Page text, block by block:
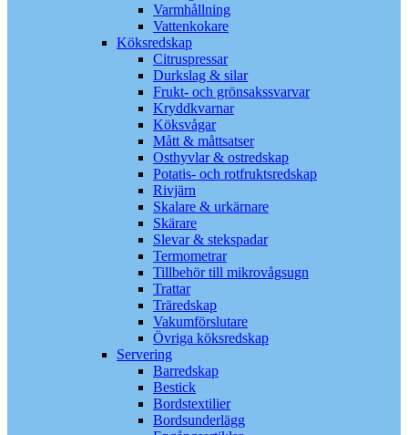
Varmhållning
Vattenkokare
Köksredskap
Citruspressar
Durkslag & silar
Frukt- och grönsakssvarvar
Kryddkvarnar
Köksvågar
Mått & måttsatser
Osthyvlar & ostredskap
Potatis- och rotfruktsredskap
Rivjärn
Skalare & urkärnare
Skärare
Slevar & stekspadar
Termometrar
Tillbehör till mikrovågsugn
Trattar
Träredskap
Vakumförslutare
Övriga köksredskap
Servering
Barredskap
Bestick
Bordstextilier
Bordsunderlägg